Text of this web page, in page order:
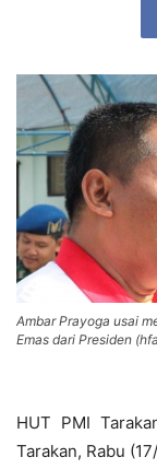
Ambar Prayoga usai
Emas dari Presiden
HUT PMI
Tarakan, Rabu